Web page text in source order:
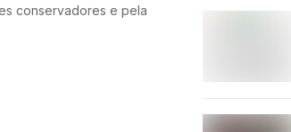
conservadores e pela